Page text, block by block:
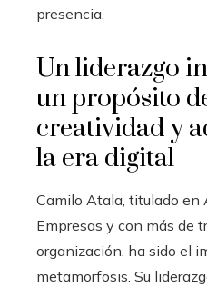
presencia.
Un liderazgo
un propósito
creatividad y
la era digital
Camilo Atala, titulado en
Empresas y con más de
organización, ha sido el
metamorfosis. Su